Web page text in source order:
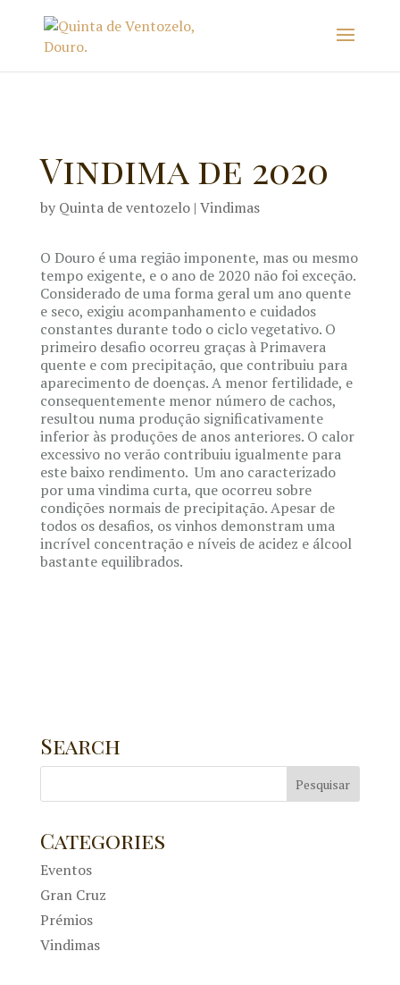
Vindima de 2020
by Quinta de ventozelo| Vindimas
O Douro é uma região imponente, mas ou mesmo
tempo exigente, e o ano de 2020 não foi exceção.
Considerado de uma forma geral um ano quente
e seco, exigiu acompanhamento e cuidados
constantes durante todo o ciclo vegetativo. O
primeiro desafio ocorreu graças à Primavera
quente e com precipitação, que contribuiu para
aparecimento de doenças. A menor fertilidade, e
consequentemente menor número de cachos,
resultou numa produção significativamente
inferior às produções de anos anteriores. O calor
excessivo no verão contribuiu igualmente para
este baixo rendimento. Um ano caracterizado
por uma vindima curta, que ocorreu sobre
condições normais de precipitação. Apesar de
todos os desafios, os vinhos demonstram uma
incrível concentração e níveis de acidez e álcool
bastante equilibrados.
Search
Categories
Eventos
Gran Cruz
Prémios
Vindimas